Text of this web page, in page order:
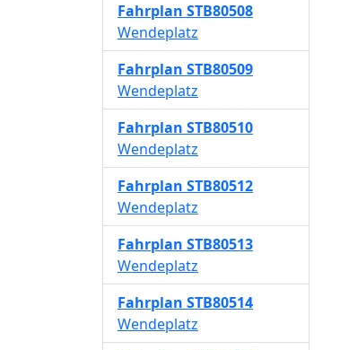
Fahrplan STB80508
Wendeplatz
Fahrplan STB80509
Wendeplatz
Fahrplan STB80510
Wendeplatz
Fahrplan STB80512
Wendeplatz
Fahrplan STB80513
Wendeplatz
Fahrplan STB80514
Wendeplatz